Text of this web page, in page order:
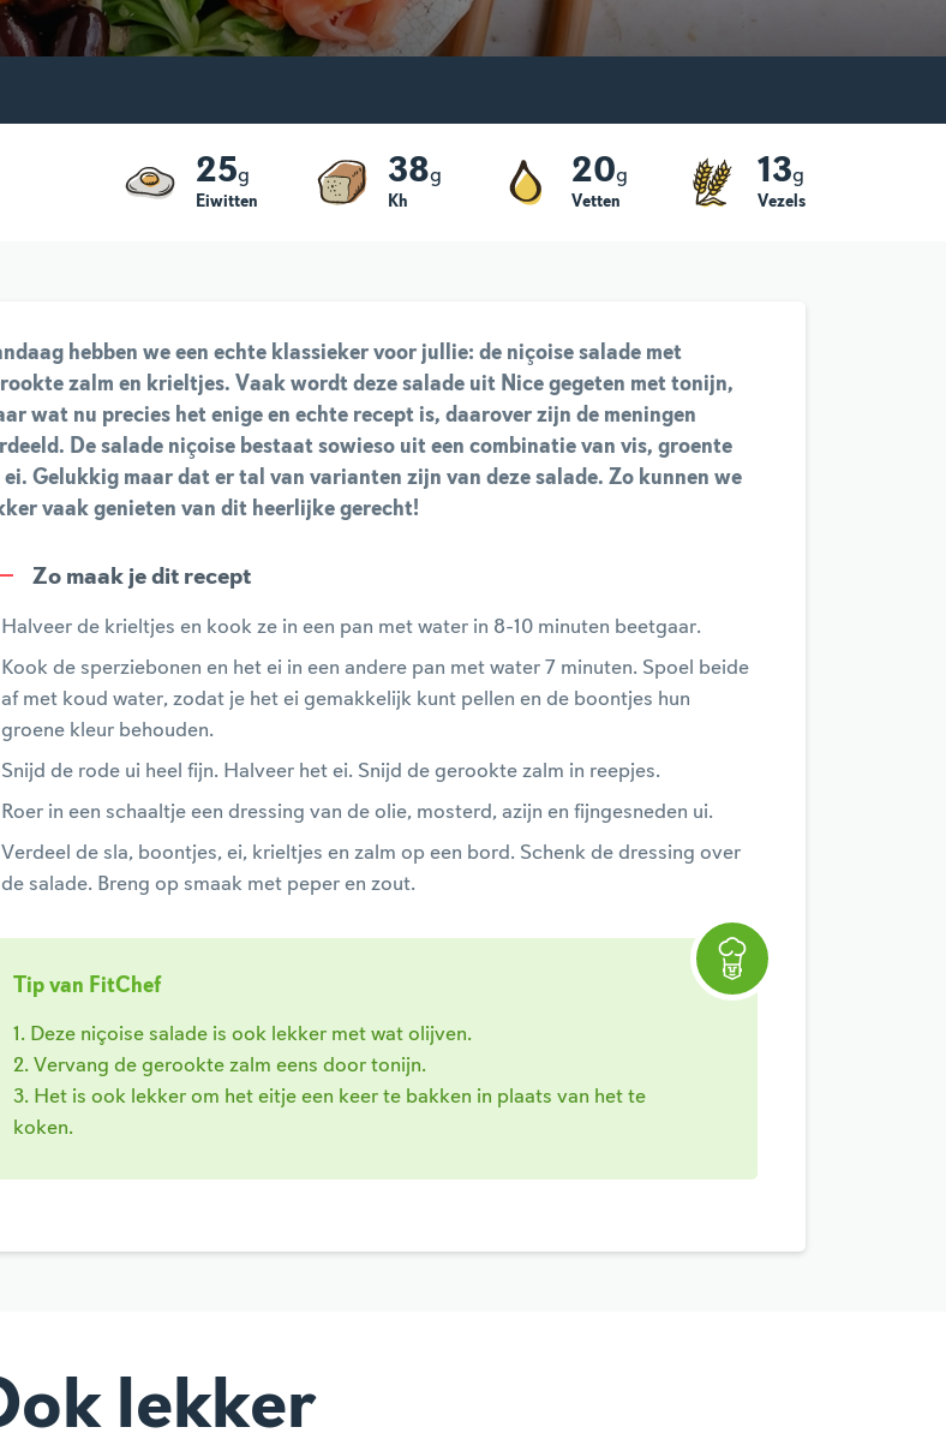
25g
Eiwitten
38g
Kh
20g
Vetten
13g
Vezels
hebben we een echte klassieker voor jullie: de niçoise salade met
zalm en krieltjes. Vaak wordt deze salade uit Nice gegeten met tonijn,
wat nu precies het enige en echte recept is, daarover zijn de meningen
De salade niçoise bestaat sowieso uit een combinatie van vis, groente
ei. Gelukkig maar dat er tal van varianten zijn van deze salade. Zo kunnen we
vaak genieten van dit heerlijke gerecht!
Zo maak je dit recept
Halveer de krieltjes en kook ze in een pan met water in 8-10 minuten beetgaar.
Kook de sperziebonen en het ei in een andere pan met water 7 minuten. Spoel beide
af met koud water, zodat je het ei gemakkelijk kunt pellen en de boontjes hun
groene kleur behouden.
Snijd de rode ui heel fijn. Halveer het ei. Snijd de gerookte zalm in reepjes.
Roer in een schaaltje een dressing van de olie, mosterd, azijn en fijngesneden ui.
Verdeel de sla, boontjes, ei, krieltjes en zalm op een bord. Schenk de dressing over
de salade. Breng op smaak met peper en zout.
Tip van FitChef
1. Deze niçoise salade is ook lekker met wat olijven.
2. Vervang de gerookte zalm eens door tonijn.
3. Het is ook lekker om het eitje een keer te bakken in plaats van het te
koken.
lekker